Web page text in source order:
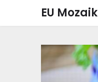
EU Mozaik